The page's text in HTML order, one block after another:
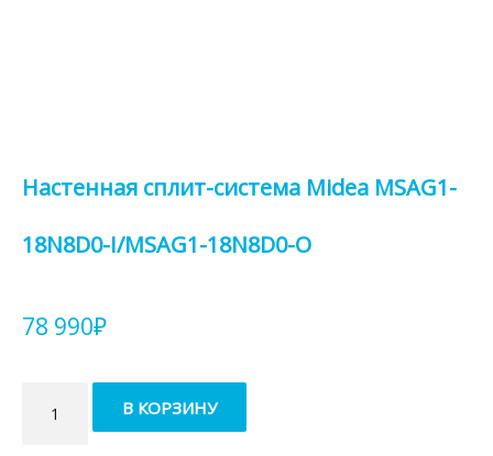
Настенная сплит-система Midea MSAG1-
18N8D0-I/MSAG1-18N8D0-O
78 990₽
товара
Настенная
В КОРЗИНУ